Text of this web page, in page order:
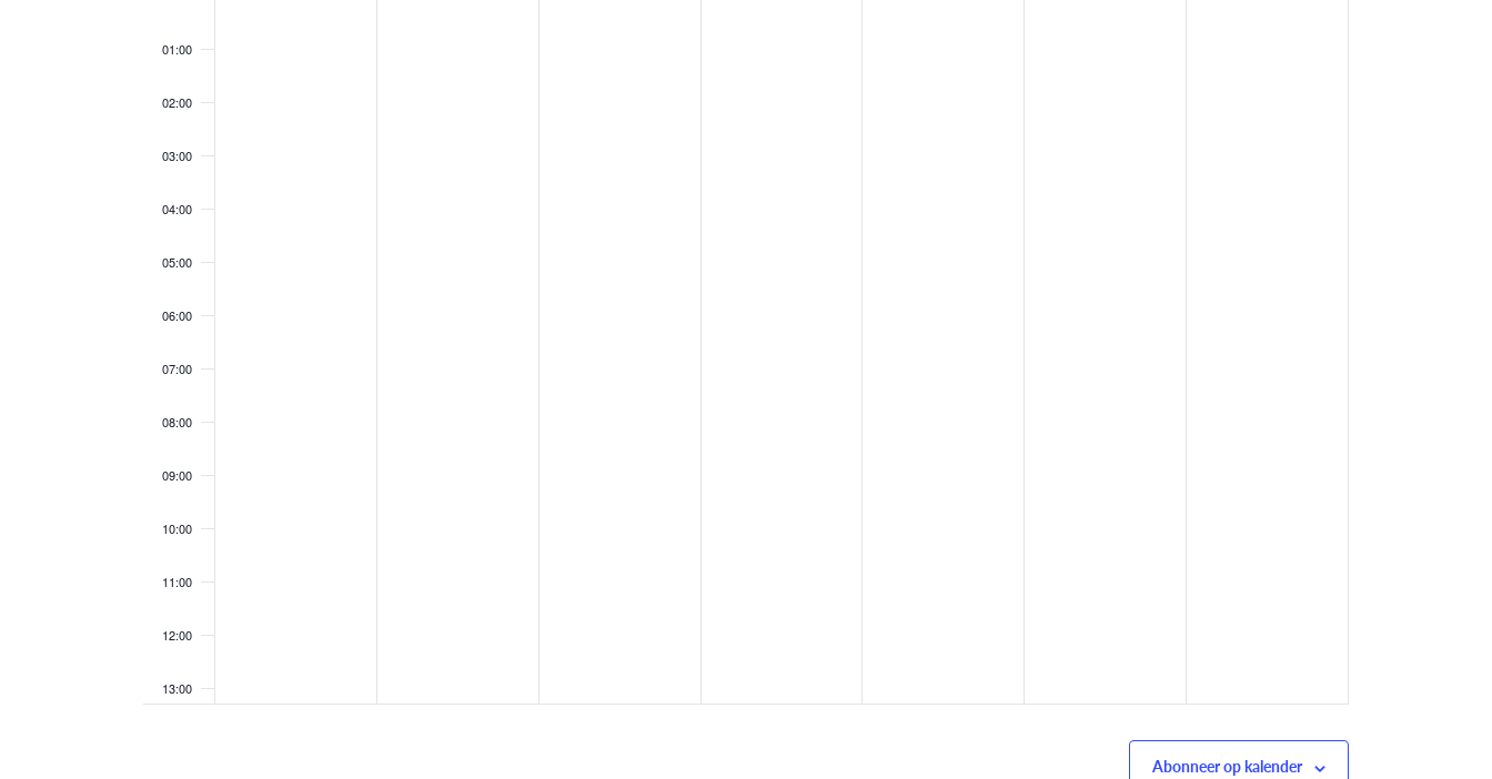
01:00
02:00
03:00
04:00
05:00
06:00
07:00
08:00
09:00
10:00
11:00
12:00
13:00
Abonneer op kalender